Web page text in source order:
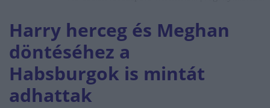
Harry herceg és Meghan
döntéséhez a
Habsburgok is mintát
adhattak